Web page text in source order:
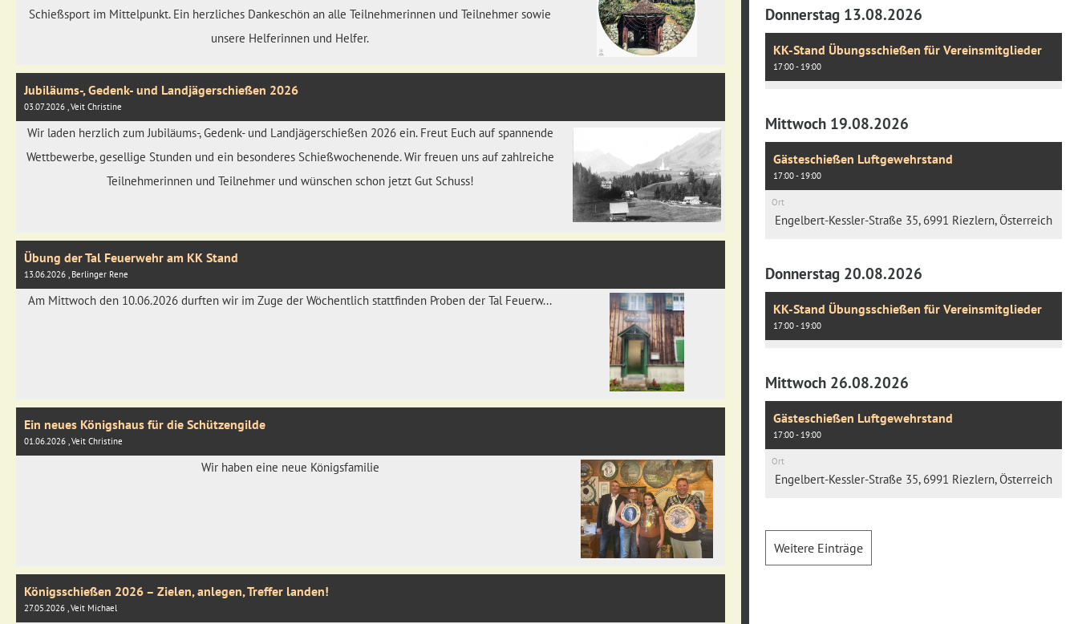
Schießsport im Mittelpunkt. Ein herzliches Dankeschön an alle Teilnehmerinnen und Teilnehmer sowie
unsere Helferinnen und Helfer.
Jubiläums-, Gedenk- und Landjägerschießen 2026
03.07.2026 , Veit Christine
Wir laden herzlich zum Jubiläums-, Gedenk- und Landjägerschießen 2026 ein. Freut Euch auf spannende
Wettbewerbe, gesellige Stunden und ein besonderes Schießwochenende. Wir freuen uns auf zahlreiche
Teilnehmerinnen und Teilnehmer und wünschen schon jetzt Gut Schuss!
Übung der Tal Feuerwehr am KK Stand
13.06.2026 , Berlinger Rene
Am Mittwoch den 10.06.2026 durften wir im Zuge der Wöchentlich stattfinden Proben der Tal Feuerw...
Ein neues Königshaus für die Schützengilde
01.06.2026 , Veit Christine
Wir haben eine neue Königsfamilie
Königsschießen 2026 – Zielen, anlegen, Treffer landen!
27.05.2026 , Veit Michael
Donnerstag 13.08.2026
KK-Stand Übungsschießen für Vereinsmitglieder
17:00 - 19:00
Mittwoch 19.08.2026
Gästeschießen Luftgewehrstand
17:00 - 19:00
Ort
Engelbert-Kessler-Straße 35, 6991 Riezlern, Österreich
Donnerstag 20.08.2026
KK-Stand Übungsschießen für Vereinsmitglieder
17:00 - 19:00
Mittwoch 26.08.2026
Gästeschießen Luftgewehrstand
17:00 - 19:00
Ort
Engelbert-Kessler-Straße 35, 6991 Riezlern, Österreich
Weitere Einträge